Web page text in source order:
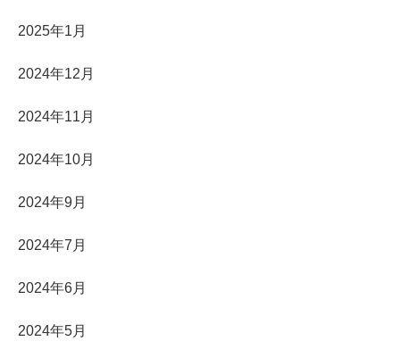
2025年1月
2024年12月
2024年11月
2024年10月
2024年9月
2024年7月
2024年6月
2024年5月